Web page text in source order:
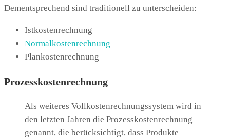
Dementsprechend sind traditionell zu unterscheiden:
Istkostenrechnung
Normalkostenrechnung
Plankostenrechnung
Prozesskostenrechnung
Als weiteres Vollkostenrechnungssystem wird in
den letzten Jahren die Prozesskostenrechnung
genannt, die berücksichtigt, dass Produkte